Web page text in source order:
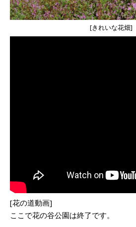
[きれいな花畑]
[花の道動画]
ここで花の谷公園は終了です。